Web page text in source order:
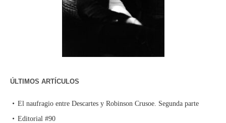
ÚLTIMOS ARTÍCULOS
El naufragio entre Descartes y Robinson Crusoe. Segunda parte
Editorial #90